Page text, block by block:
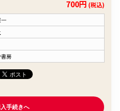
700円 (税込)
房